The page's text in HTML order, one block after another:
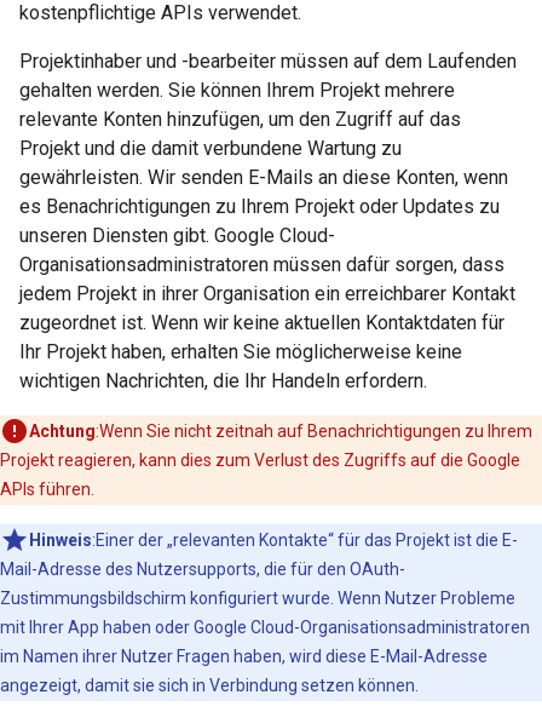
kostenpflichtige APIs verwendet.
Projektinhaber und -bearbeiter müssen auf dem Laufenden
gehalten werden. Sie können Ihrem Projekt mehrere
relevante Konten hinzufügen, um den Zugriff auf das
Projekt und die damit verbundene Wartung zu
gewährleisten. Wir senden E-Mails an diese Konten, wenn
es Benachrichtigungen zu Ihrem Projekt oder Updates zu
unseren Diensten gibt. Google Cloud-
Organisationsadministratoren müssen dafür sorgen, dass
jedem Projekt in ihrer Organisation ein erreichbarer Kontakt
zugeordnet ist. Wenn wir keine aktuellen Kontaktdaten für
Ihr Projekt haben, erhalten Sie möglicherweise keine
wichtigen Nachrichten, die Ihr Handeln erfordern.
Achtung:Wenn Sie nicht zeitnah auf Benachrichtigungen zu Ihrem
Projekt reagieren, kann dies zum Verlust des Zugriffs auf die Google
APIs führen.
Hinweis:Einer der „relevanten Kontakte“ für das Projekt ist die E-
Mail-Adresse des Nutzersupports, die für den OAuth-
Zustimmungsbildschirm konfiguriert wurde. Wenn Nutzer Probleme
mit Ihrer App haben oder Google Cloud-Organisationsadministratoren
im Namen ihrer Nutzer Fragen haben, wird diese E-Mail-Adresse
angezeigt, damit sie sich in Verbindung setzen können.